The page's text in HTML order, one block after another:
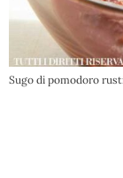
Sugo di pomodoro